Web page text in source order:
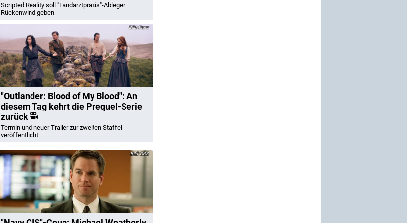
Scripted Reality soll "Landarztpraxis"-Ableger
Rückenwind geben
Starz
"Outlander: Blood of My Blood": An
diesem Tag kehrt die Prequel-Serie
zurück
Termin und neuer Trailer zur zweiten Staffel
veröffentlicht
CBS